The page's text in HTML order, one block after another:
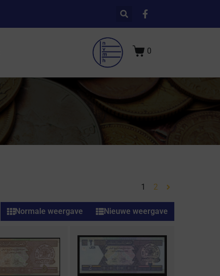
0
1 2
Normale weergave Nieuwe weergave